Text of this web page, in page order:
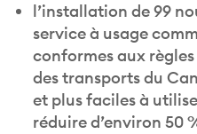
l’installation de 99
service à usage
conformes aux
des transports du
et plus faciles à
réduire d’environ 50